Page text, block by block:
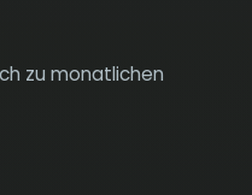
zu monatlichen